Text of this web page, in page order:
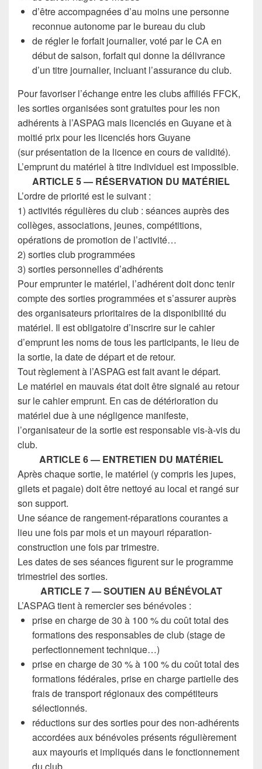
d’être accompagnées d’au moins une personne
reconnue autonome par le bureau du club
de régler le forfait journalier, voté par le CA en
début de saison, forfait qui donne la délivrance
d’un titre journalier, incluant l’assurance du club.
Pour favoriser l’échange entre les clubs affiliés FFCK,
les sorties organisées sont gratuites pour les non
adhérents à l’ASPAG mais licenciés en Guyane et à
moitié prix pour les licenciés hors Guyane
(sur présentation de la licence en cours de validité).
L’emprunt du matériel à titre individuel est impossible.
ARTICLE 5 — RÉSERVATION DU MATÉRIEL
L’ordre de priorité est le suivant :
1) activités régulières du club : séances auprès des
collèges, associations, jeunes, compétitions,
opérations de promotion de l’activité…
2) sorties club programmées
3) sorties personnelles d’adhérents
Pour emprunter le matériel, l’adhérent doit donc tenir
compte des sorties programmées et s’assurer auprès
des organisateurs prioritaires de la disponibilité du
matériel. Il est obligatoire d’inscrire sur le cahier
d’emprunt les noms de tous les participants, le lieu de
la sortie, la date de départ et de retour.
Tout règlement à l’ASPAG est fait avant le départ.
Le matériel en mauvais état doit être signalé au retour
sur le cahier emprunt. En cas de détérioration du
matériel due à une négligence manifeste,
l’organisateur de la sortie est responsable vis-à-vis du
club.
ARTICLE 6 — ENTRETIEN DU MATÉRIEL
Après chaque sortie, le matériel (y compris les jupes,
gilets et pagaie) doit être nettoyé au local et rangé sur
son support.
Une séance de rangement-réparations courantes a
lieu une fois par mois et un mayouri réparation-
construction une fois par trimestre.
Les dates de ses séances figurent sur le programme
trimestriel des sorties.
ARTICLE 7 — SOUTIEN AU BÉNÉVOLAT
L’ASPAG tient à remercier ses bénévoles :
prise en charge de 30 à 100 % du coût total des
formations des responsables de club (stage de
perfectionnement technique…)
prise en charge de 30 % à 100 % du coût total des
formations fédérales, prise en charge partielle des
frais de transport régionaux des compétiteurs
sélectionnés.
réductions sur des sorties pour des non-adhérents
accordées aux bénévoles présents régulièrement
aux mayouris et impliqués dans le fonctionnement
du club.